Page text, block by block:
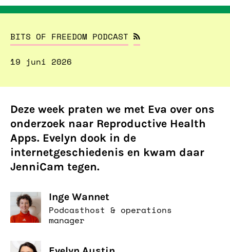
BITS OF FREEDOM PODCAST
19 juni 2026
Deze week praten we met Eva over ons
onderzoek naar Reproductive Health
Apps. Evelyn dook in de
internetgeschiedenis en kwam daar
JenniCam tegen.
Inge Wannet
Podcasthost & operations
manager